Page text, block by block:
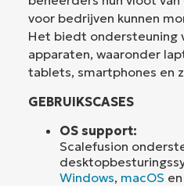
voor bedrijven kunnen
Het biedt ondersteuning
apparaten, waaronder
tablets, smartphones en
GEBRUIKSCASES
OS support:
Scalefusion
Windows, macOS en